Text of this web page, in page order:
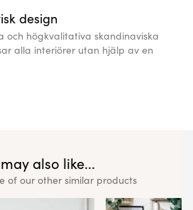
design
och högkvalitativa skandinaviska
alla interiörer utan hjälp av en
also like...
of our other similar products